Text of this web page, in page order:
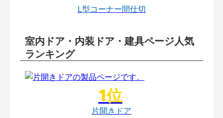
L型コーナー間仕切
室内ドア・内装ドア・建具ページ人気
ランキング
片開きドア